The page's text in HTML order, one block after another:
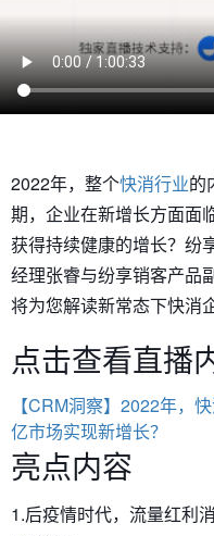
2022年，整个快消行业的
期，企业在新增长方面面
获得持续健康的增长？纷
经理张睿与纷享销客产品
将为您解读新常态下快消
点击查看直播
【CRM洞察】2022年，
亿市场实现新增长？
亮点内容
1.后疫情时代，流量红利